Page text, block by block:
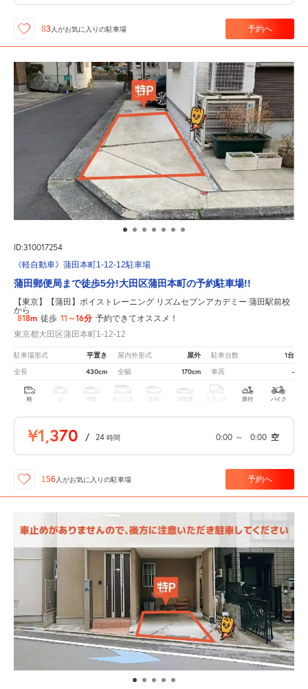
83人がお気に入りの駐車場 予約へ
ID:310017254
《軽自動車》蒲田本町1-12-12駐車場
蒲田郵便局まで徒歩5分!大田区蒲田本町の予約駐車場!!
【東京】【蒲田】ボイストレーニング リズムセブンアカデミー 蒲田駅前校
から
818m 徒歩 11～16分 予約できてオススメ！
東京都大田区蒲田本町1-12-12
駐車場形式 平置き 屋内外形式 屋外 駐車台数 1台
全長 430cm 全幅 170cm 車高 -
軽 中型 ボックス SUV 大型車 トラック 原付 バイク
¥1,370 / 24 時間 0:00 ～ 0:00 空
156 人がお気に入りの駐車場 予約へ